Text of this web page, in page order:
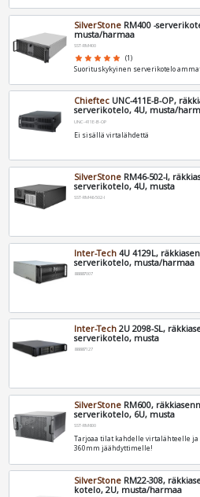
SilverStone RM400 -
musta/harmaa
SST-RM400
star star star star star (1)
Suorituskykyinen serverikotelo
Chieftec UNC-411E-B-OP,
serverikotelo, 4U, musta/
UNC-411E-B-OP
Ei sisällä virtalähdettä
SilverStone RM46-502-I,
serverikotelo, 4U, musta
SST-RM46-502-I
Inter-Tech 4U 4129L,
serverikotelo, musta/harmaa
88887007
Inter-Tech 2U 2098-SL,
serverikotelo, musta
88887127
SilverStone RM600,
serverikotelo, 6U, musta
SST-RM600
Tarjoaa tilat kahdelle virtalähteelle
360mm jäähdyttimelle!
SilverStone RM22-308,
kotelo, 2U, musta/harmaa